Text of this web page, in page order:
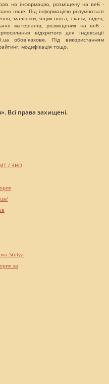
на інформацію, розміщену на веб -
інше. Під інформацією розуміються
малюнки, ящик-шота, скани, відео,
матеріалів, розміщених на веб -
відкритого для індексації
обов`язкове. Під використанням
модифікація тощо.
Всі права захищені.
/ ЗНО
Stelya
за